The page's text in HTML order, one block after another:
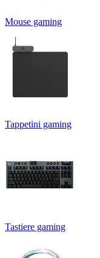
Mouse gaming
Tappetini gaming
Tastiere gaming